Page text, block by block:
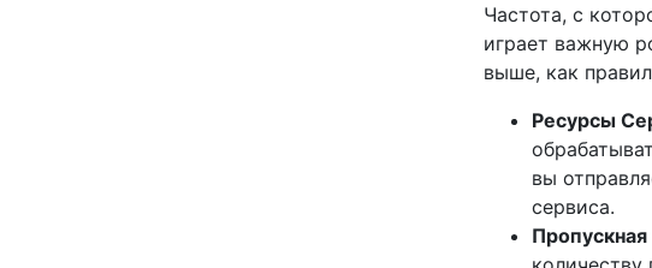
Частота, с
играет важную
выше, как
Ресурсы
вы
сервиса.
Пропускная